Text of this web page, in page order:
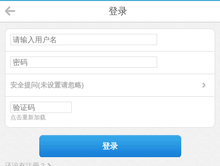
登录
安全提问(未设置请忽略)
点击重新加载
登录